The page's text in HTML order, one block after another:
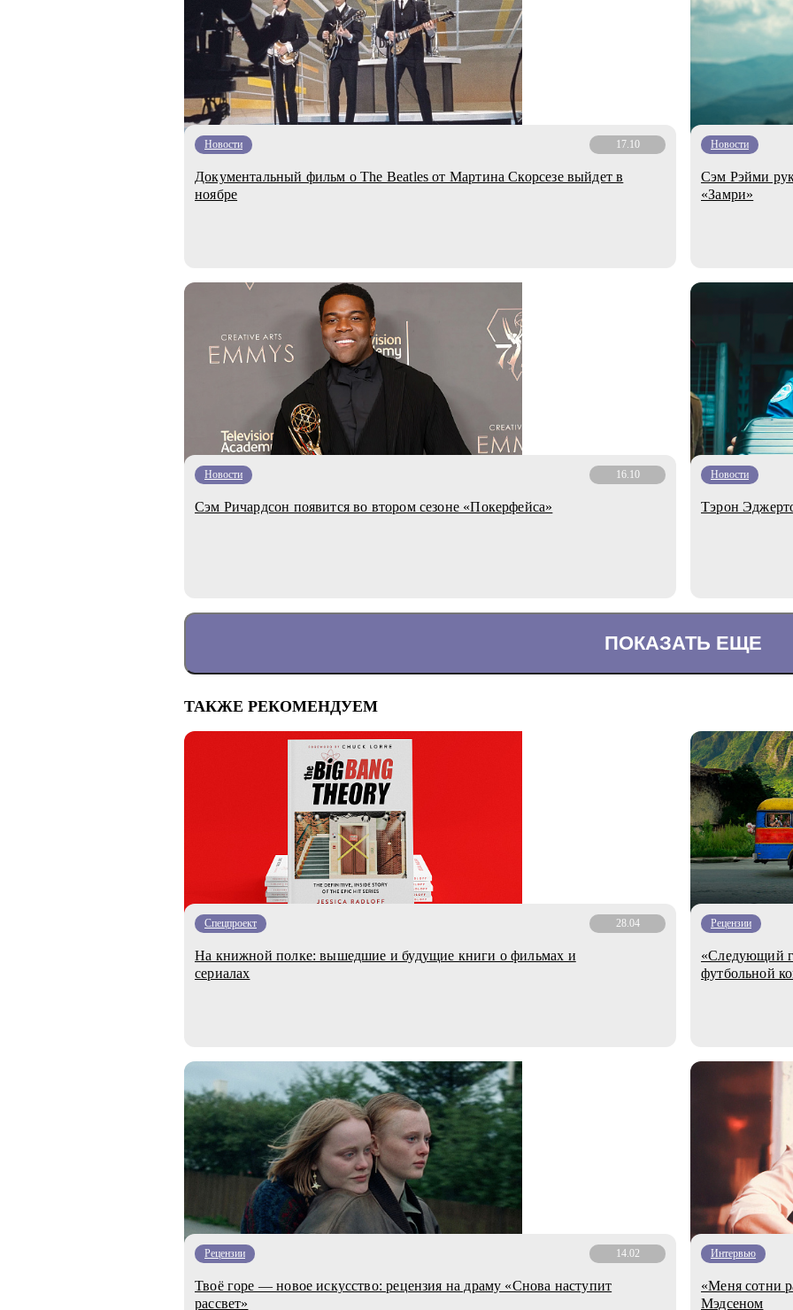
Новости 17.10
Документальный фильм о The Beatles от Мартина Скорсезе выйдет в
ноябре
Новости
Сэм Рэйми
«Замри»
Новости 16.10
Сэм Ричардсон появится во втором сезоне «Покерфейса»
Новости
Тэрон
ПОКАЗАТЬ ЕЩЕ
ТАКЖЕ РЕКОМЕНДУЕМ
Спецпроект 28.04
На книжной полке: вышедшие и будущие книги о фильмах и
сериалах
Рецензии
«Следующий
футбольной
Рецензии 14.02
Твоё горе — новое искусство: рецензия на драму «Снова наступит
рассвет»
Интервью
«Меня сотни
Мэдсеном